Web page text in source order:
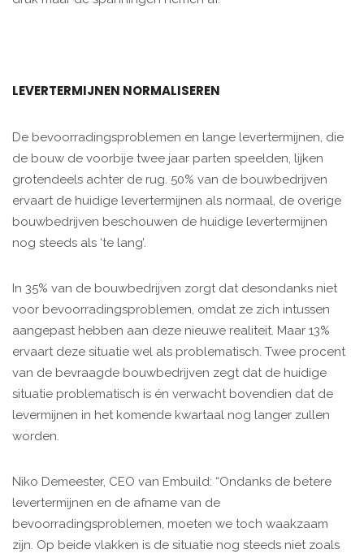
LEVERTERMIJNEN NORMALISEREN
De bevoorradingsproblemen en lange levertermijnen, die
de bouw de voorbije twee jaar parten speelden, lijken
grotendeels achter de rug. 50% van de bouwbedrijven
ervaart de huidige levertermijnen als normaal, de overige
bouwbedrijven beschouwen de huidige levertermijnen
nog steeds als ‘te lang’.
In 35% van de bouwbedrijven zorgt dat desondanks niet
voor bevoorradingsproblemen, omdat ze zich intussen
aangepast hebben aan deze nieuwe realiteit. Maar 13%
ervaart deze situatie wel als problematisch. Twee procent
van de bevraagde bouwbedrijven zegt dat de huidige
situatie problematisch is én verwacht bovendien dat de
levermijnen in het komende kwartaal nog langer zullen
worden.
Niko Demeester, CEO van Embuild: “Ondanks de betere
levertermijnen en de afname van de
bevoorradingsproblemen, moeten we toch waakzaam
zijn. Op beide vlakken is de situatie nog steeds niet zoals